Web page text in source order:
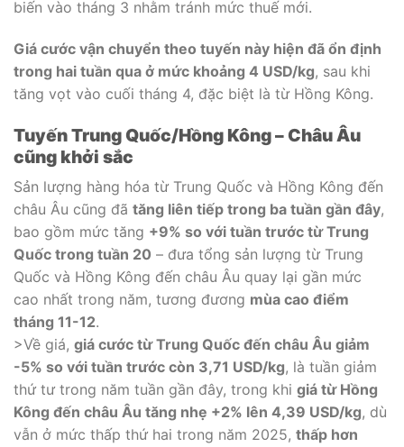
biến vào tháng 3 nhằm tránh mức thuế mới.
Giá cước vận chuyển theo tuyến này hiện đã ổn định
trong hai tuần qua ở mức khoảng 4 USD/kg, sau khi
tăng vọt vào cuối tháng 4, đặc biệt là từ Hồng Kông.
Tuyến Trung Quốc/Hồng Kông – Châu Âu
cũng khởi sắc
Sản lượng hàng hóa từ Trung Quốc và Hồng Kông đến
châu Âu cũng đã tăng liên tiếp trong ba tuần gần đây,
bao gồm mức tăng +9% so với tuần trước từ Trung
Quốc trong tuần 20 – đưa tổng sản lượng từ Trung
Quốc và Hồng Kông đến châu Âu quay lại gần mức
cao nhất trong năm, tương đương mùa cao điểm
tháng 11-12.
>Về giá, giá cước từ Trung Quốc đến châu Âu giảm
-5% so với tuần trước còn 3,71 USD/kg, là tuần giảm
thứ tư trong năm tuần gần đây, trong khi giá từ Hồng
Kông đến châu Âu tăng nhẹ +2% lên 4,39 USD/kg, dù
vẫn ở mức thấp thứ hai trong năm 2025, thấp hơn